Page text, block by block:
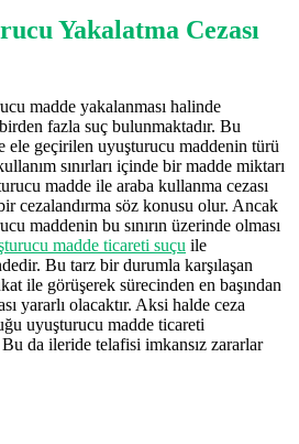
Yakalatma Cezası
madde yakalanması halinde
fazla suç bulunmaktadır. Bu
ele geçirilen uyuşturucu maddenin türü
sınırları içinde bir madde miktarı
madde ile araba kullanma cezası
cezalandırma söz konusu olur. Ancak
maddenin bu sınırın üzerinde olması
madde ticareti suçu ile
Bu tarz bir durumla karşılaşan
ile görüşerek sürecinden en başından
yararlı olacaktır. Aksi halde ceza
uyuşturucu madde ticareti
Bu da ileride telafisi imkansız zararlar